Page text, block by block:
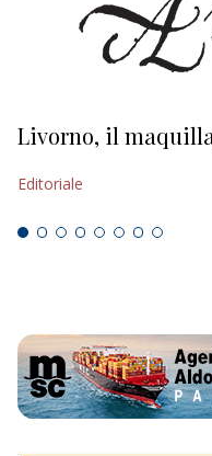
Livorno, il
Editoriale